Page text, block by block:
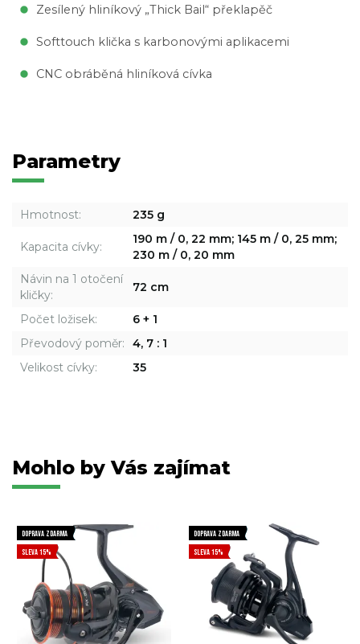
Zesílený hliníkový „Thick Bail“ překlapěč
Softtouch klička s karbonovými aplikacemi
CNC obráběná hliníková cívka
Parametry
Hmotnost: 235 g
Kapacita cívky:
190 m / 0, 22 mm; 145 m / 0, 25 mm;
230 m / 0, 20 mm
Návin na 1 otočení
kličky:
72 cm
Počet ložisek:
6 + 1
Převodový poměr:
4, 7 : 1
Velikost cívky:
35
Mohlo by Vás zajímat
DOPRAVA ZDARMA
SLEVA 15%
DOPRAVA ZDARMA
SLEVA 15%